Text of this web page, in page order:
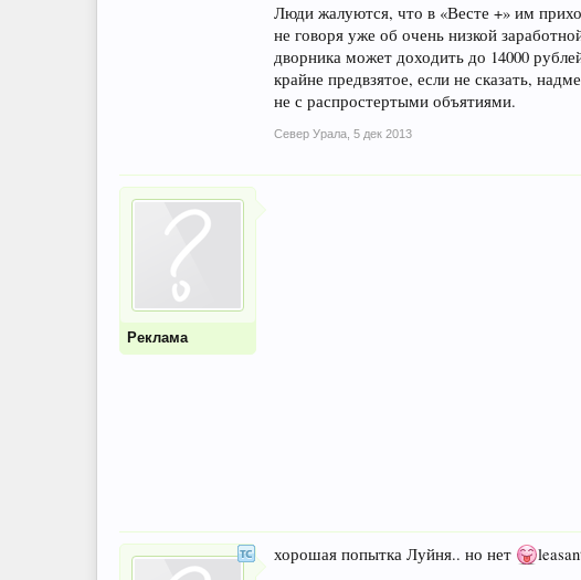
Люди жалуются, что в «Весте +» им
не говоря уже об очень низкой
дворника может доходить до 14000
крайне предвзятое, если не сказать,
не с распростертыми объятиями.
Север Урала 5 дек 2013
Реклама
хорошая попытка Луйня.. но нет